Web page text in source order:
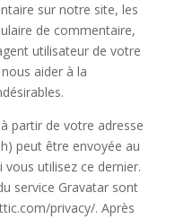
sur notre site, les
de commentaire,
utilisateur de votre
aider à la
partir de votre adresse
peut être envoyée au
utilisez ce dernier.
service Gravatar sont
privacy/. Après